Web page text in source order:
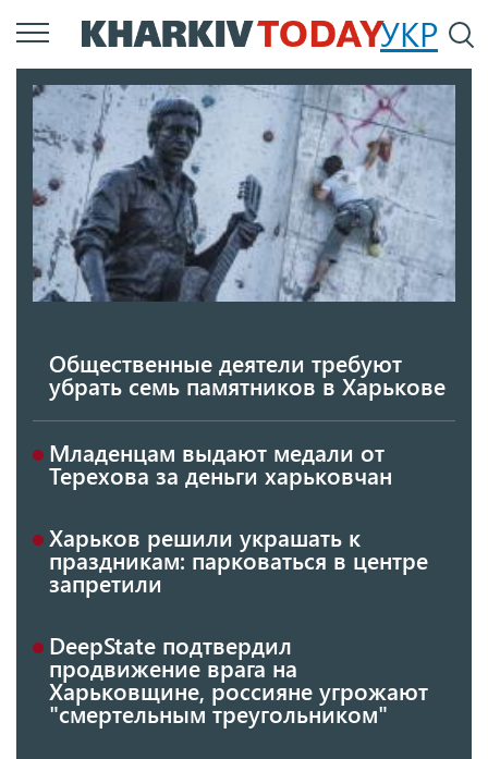
Перейти
к
содержанию
УКР
Общественные деятели требуют
убрать семь памятников в Харькове
Младенцам выдают медали от
Терехова за деньги харьковчан
Харьков решили украшать к
праздникам: парковаться в центре
запретили
DeepState подтвердил
продвижение врага на
Харьковщине, россияне угрожают
"смертельным треугольником"